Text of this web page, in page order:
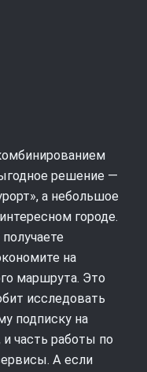
решение —
а небольшое
городе.
на
маршрута. Это
исследовать
подписку на
часть работы по
А если